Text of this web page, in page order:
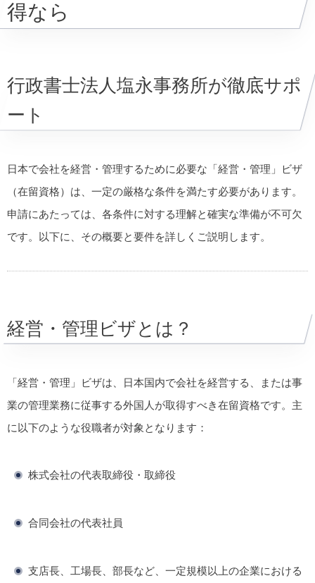
得なら
行政書士法人塩永事務所が徹底サポ
ート
日本で会社を経営・管理するために必要な「経営・管理」ビザ
（在留資格）は、一定の厳格な条件を満たす必要があります。
申請にあたっては、各条件に対する理解と確実な準備が不可欠
です。以下に、その概要と要件を詳しくご説明します。
経営・管理ビザとは？
「経営・管理」ビザは、日本国内で会社を経営する、または事
業の管理業務に従事する外国人が取得すべき在留資格です。主
に以下のような役職者が対象となります：
株式会社の代表取締役・取締役
合同会社の代表社員
支店長、工場長、部長など、一定規模以上の企業における